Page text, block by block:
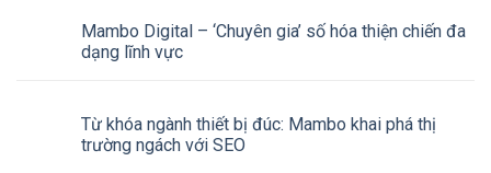
Mambo Digital – ‘Chuyên gia’ số hóa thiện chiến đa
dạng lĩnh vực
Từ khóa ngành thiết bị đúc: Mambo khai phá thị
trường ngách với SEO